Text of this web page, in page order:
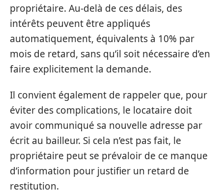
propriétaire. Au-delà de ces délais, des
intérêts peuvent être appliqués
automatiquement, équivalents à 10% par
mois de retard, sans qu’il soit nécessaire d’en
faire explicitement la demande.
Il convient également de rappeler que, pour
éviter des complications, le locataire doit
avoir communiqué sa nouvelle adresse par
écrit au bailleur. Si cela n’est pas fait, le
propriétaire peut se prévaloir de ce manque
d’information pour justifier un retard de
restitution.